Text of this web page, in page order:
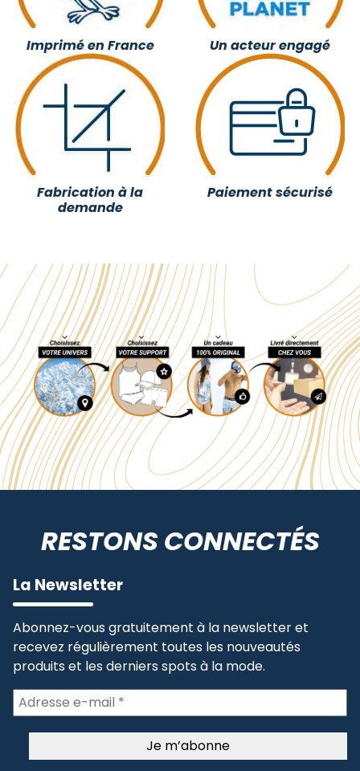
Imprimé en France Un acteur engagé
Fabrication à la
demande
Paiement sécurisé
RESTONS CONNECTÉS
La Newsletter
Abonnez-vous gratuitement à la newsletter et
recevez régulièrement toutes les nouveautés
produits et les derniers spots à la mode.